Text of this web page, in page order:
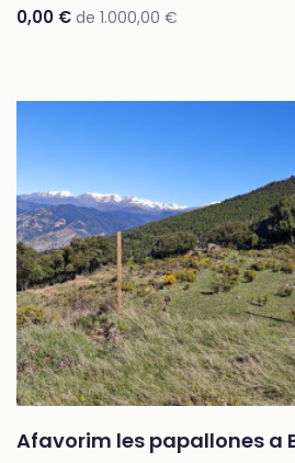
0,00 € de 1.000,00 €
Afavorim les papallones a